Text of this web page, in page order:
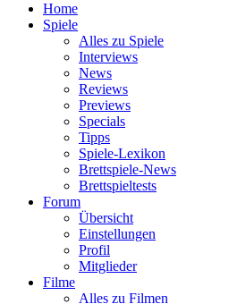
Home
Spiele
Alles zu Spiele
Interviews
News
Reviews
Previews
Specials
Tipps
Spiele-Lexikon
Brettspiele-News
Brettspieltests
Forum
Übersicht
Einstellungen
Profil
Mitglieder
Filme
Alles zu Filmen